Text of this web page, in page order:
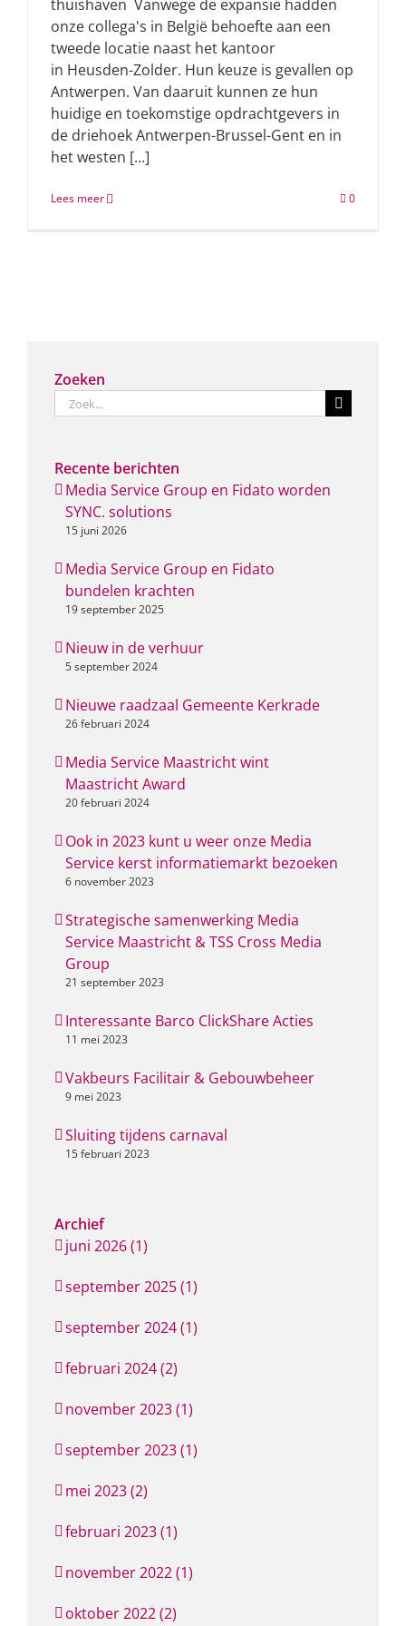
thuishaven Vanwege de expansie hadden
onze collega's in België behoefte aan een
tweede locatie naast het kantoor
in Heusden-Zolder. Hun keuze is gevallen op
Antwerpen. Van daaruit kunnen ze hun
huidige en toekomstige opdrachtgevers in
de driehoek Antwerpen-Brussel-Gent en in
het westen [...]
Lees meer 0
Zoeken
Zoeken
naar:
Recente berichten
Media Service Group en Fidato worden
SYNC. solutions
15 juni 2026
Media Service Group en Fidato
bundelen krachten
19 september 2025
Nieuw in de verhuur
5 september 2024
Nieuwe raadzaal Gemeente Kerkrade
26 februari 2024
Media Service Maastricht wint
Maastricht Award
20 februari 2024
Ook in 2023 kunt u weer onze Media
Service kerst informatiemarkt bezoeken
6 november 2023
Strategische samenwerking Media
Service Maastricht & TSS Cross Media
Group
21 september 2023
Interessante Barco ClickShare Acties
11 mei 2023
Vakbeurs Facilitair & Gebouwbeheer
9 mei 2023
Sluiting tijdens carnaval
15 februari 2023
Archief
juni 2026 (1)
september 2025 (1)
september 2024 (1)
februari 2024 (2)
november 2023 (1)
september 2023 (1)
mei 2023 (2)
februari 2023 (1)
november 2022 (1)
oktober 2022 (2)